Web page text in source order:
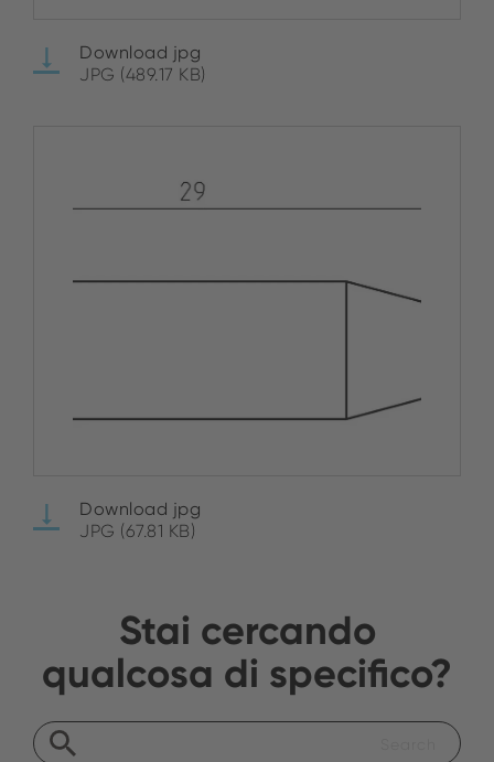
Download jpg
JPG (489.17 KB)
Download jpg
JPG (67.81 KB)
Stai cercando
qualcosa di specifico?